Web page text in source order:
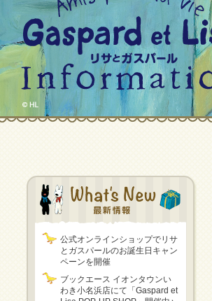
公式オンラインショップでリサ
とガスパールのお誕生日キャン
ペーンを開催
ブックエース イオンタウンい
わき小名浜店にて「Gaspard et